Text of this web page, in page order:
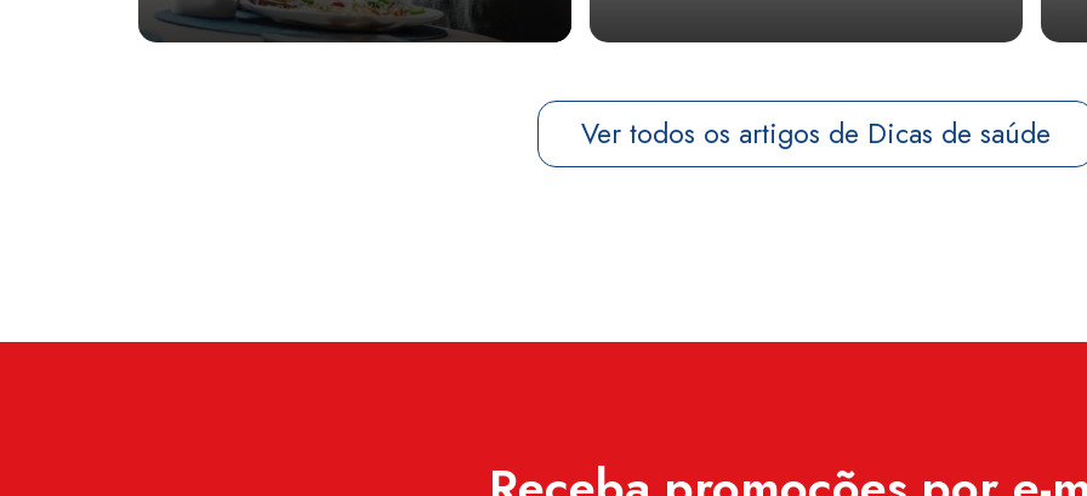
Ver todos os artigos de Dicas de saúde